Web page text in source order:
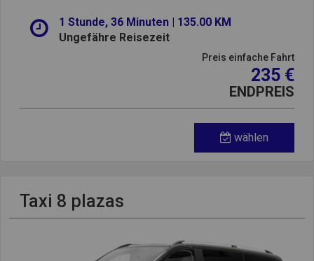
1 Stunde, 36 Minuten | 135.00 KM
Ungefähre Reisezeit
Preis einfache Fahrt
235 €
ENDPREIS
wählen
Taxi 8 plazas